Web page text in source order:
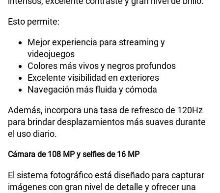
Esto permite:
Mejor experiencia para streaming y
videojuegos
Colores más vivos y negros profundos
Excelente visibilidad en exteriores
Navegación más fluida y cómoda
Además, incorpora una tasa de refresco de 120Hz
para brindar desplazamientos más suaves durante
el uso diario.
Cámara de 108 MP y selfies de 16 MP
El sistema fotográfico está diseñado para capturar
imágenes con gran nivel de detalle y ofrecer una